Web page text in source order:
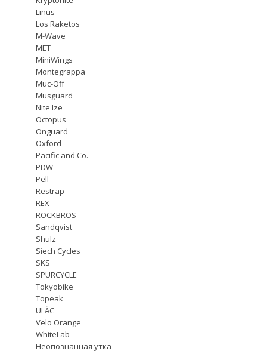
Linus
Los Raketos
M-Wave
MET
MiniWings
Montegrappa
Muc-Off
Musguard
Nite Ize
Octopus
Onguard
Oxford
Pacific and Co.
PDW
Pell
Restrap
REX
ROCKBROS
Sandqvist
Shulz
Siech Cycles
SKS
SPURCYCLE
Tokyobike
Topeak
ULÄC
Velo Orange
WhiteLab
Неопознанная утка